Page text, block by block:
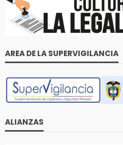
AREA DE LA SUPERVIGILANCIA
ALIANZAS